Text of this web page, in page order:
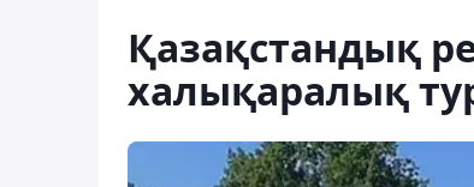
Қазақстандық
халықаралық